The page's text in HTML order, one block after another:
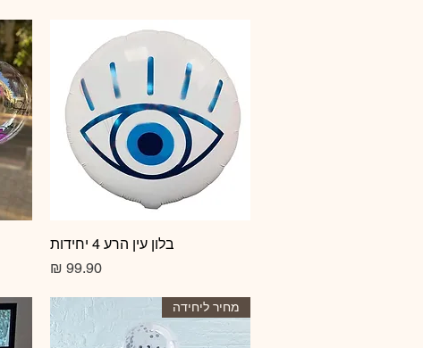
תצוגה מהירה
בלון עין הרע 4 יחידות
מחיר‏99.90 ‏₪
מחיר ליחידה